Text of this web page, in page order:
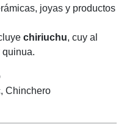
joyas y productos
chiriuchu, cuy al
quinua.
Chinchero